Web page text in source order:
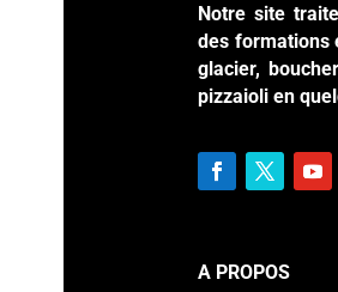
Notre site
des formations
glacier,
pizzaioli en
A PROPOS